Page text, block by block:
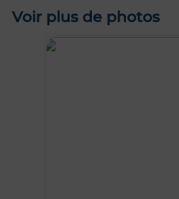
Voir plus de photos